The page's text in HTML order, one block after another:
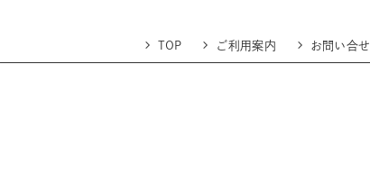
TOP ご利用案内 お問い合せ